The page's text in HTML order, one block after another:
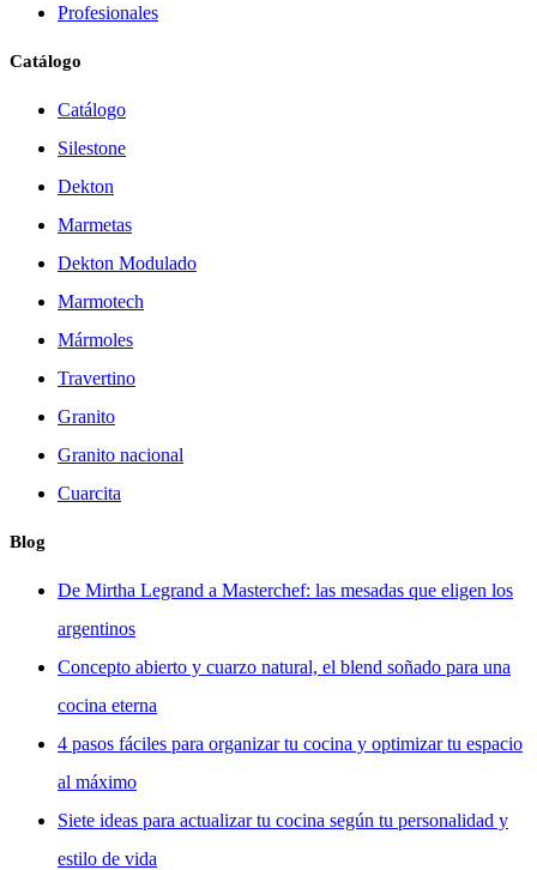
Profesionales
Catálogo
Catálogo
Silestone
Dekton
Marmetas
Dekton Modulado
Marmotech
Mármoles
Travertino
Granito
Granito nacional
Cuarcita
Blog
De Mirtha Legrand a Masterchef: las mesadas que eligen los
argentinos
Concepto abierto y cuarzo natural, el blend soñado para una
cocina eterna
4 pasos fáciles para organizar tu cocina y optimizar tu espacio
al máximo
Siete ideas para actualizar tu cocina según tu personalidad y
estilo de vida